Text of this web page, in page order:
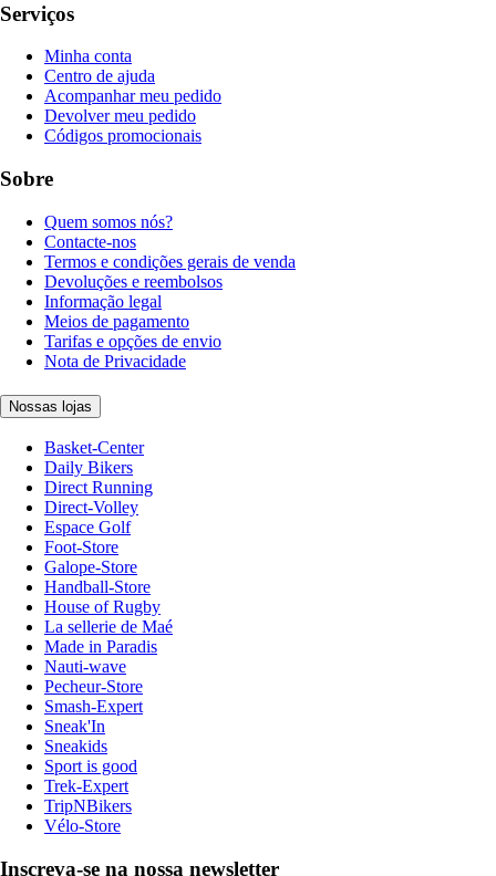
Serviços
Minha conta
Centro de ajuda
Acompanhar meu pedido
Devolver meu pedido
Códigos promocionais
Sobre
Quem somos nós?
Contacte-nos
Termos e condições gerais de venda
Devoluções e reembolsos
Informação legal
Meios de pagamento
Tarifas e opções de envio
Nota de Privacidade
Nossas lojas
Basket-Center
Daily Bikers
Direct Running
Direct-Volley
Espace Golf
Foot-Store
Galope-Store
Handball-Store
House of Rugby
La sellerie de Maé
Made in Paradis
Nauti-wave
Pecheur-Store
Smash-Expert
Sneak'In
Sneakids
Sport is good
Trek-Expert
TripNBikers
Vélo-Store
Inscreva-se na nossa newsletter